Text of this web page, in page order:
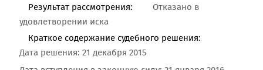
Результат рассмотрения:
Отказано в
удовлетворении иска
Краткое содержание судебного решения:
Дата решения: 21 декабря 2015